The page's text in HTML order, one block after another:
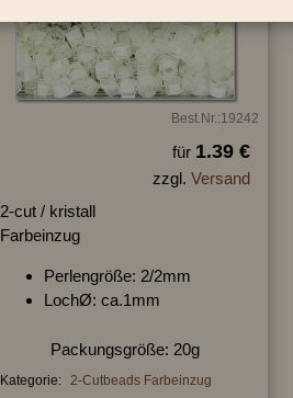
Best.Nr.:19242
für 1.39 €
zzgl. Versand
2-cut / kristall
Farbeinzug
Perlengröße: 2/2mm
LochØ: ca.1mm
Packungsgröße: 20g
Kategorie: 2-Cutbeads Farbeinzug